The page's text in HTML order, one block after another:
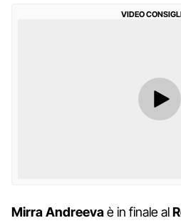
VIDEO
Mirra Andreevaè in finale al